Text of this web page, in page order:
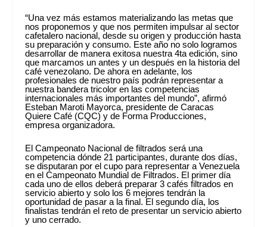
“Una vez más estamos materializando las metas que
nos proponemos y que nos permiten impulsar al sector
cafetalero nacional, desde su origen y producción hasta
su preparación y consumo. Este año no solo logramos
desarrollar de manera exitosa nuestra 4ta edición, sino
que marcamos un antes y un después en la historia del
café venezolano. De ahora en adelante, los
profesionales de nuestro país podrán representar a
nuestra bandera tricolor en las competencias
internacionales más importantes del mundo”, afirmó
Esteban Maroti Mayorca, presidente de Caracas
Quiere Café (CQC) y de Forma Producciones,
empresa organizadora.
El Campeonato Nacional de filtrados será una
competencia dónde 21 participantes, durante dos días,
se disputaran por el cupo para representar a Venezuela
en el Campeonato Mundial de Filtrados. El primer día
cada uno de ellos deberá preparar 3 cafés filtrados en
servicio abierto y solo los 6 mejores tendrán la
oportunidad de pasar a la final. El segundo día, los
finalistas tendrán el reto de presentar un servicio abierto
y uno cerrado.